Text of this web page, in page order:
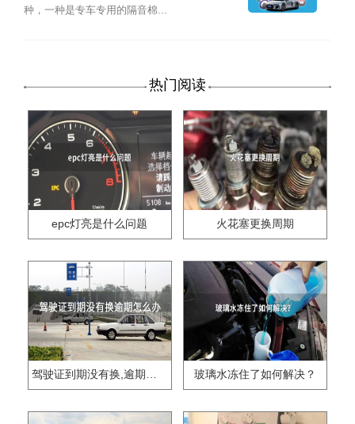
种，一种是专车专用的隔音棉...
热门阅读
epc灯亮是什么问题 火花塞更换周期
驾驶证到期没有换,逾期怎么办?? 玻璃水冻住了如何解决？